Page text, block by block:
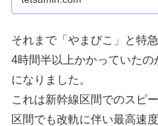
それまで「やまびこ」と特
4時間半以上かかっていたの
になりました。
これは新幹線区間でのスピ
区間でも改軌に伴い最高速